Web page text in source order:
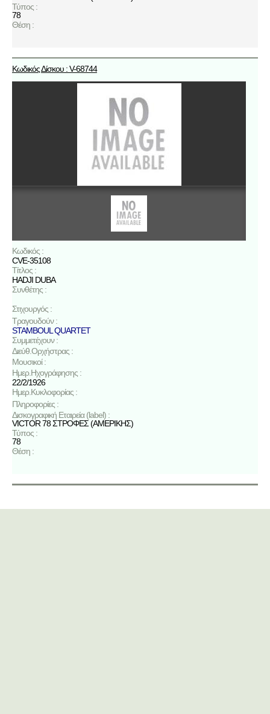
Τύπος :
78
Θέση :
Κωδικός Δίσκου : V-68744
Κωδικός :
CVE-35108
Τίτλος :
HADJI DUBA
Συνθέτης :
Στιχουργός :
Τραγουδούν :
STAMBOUL QUARTET
Συμμετέχουν :
Διεύθ.Ορχήστρας :
Μουσικοί :
Ημερ.Ηχογράφησης :
22/2/1926
Ημερ.Κυκλοφορίας :
Πληροφορίες :
Δισκογραφική Εταιρεία (label) :
VICTOR 78 ΣΤΡΟΦΕΣ (ΑΜΕΡΙΚΗΣ)
Τύπος :
78
Θέση :